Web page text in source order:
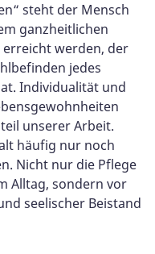
steht der Mensch
ganzheitlichen
erreicht werden, der
jedes
Individualität und
unserer Arbeit.
häufig nur noch
Nicht nur die Pflege
Alltag, sondern vor
seelischer Beistand